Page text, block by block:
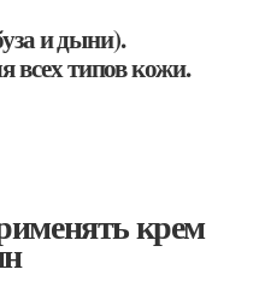
и дыни).
типов кожи.
крем